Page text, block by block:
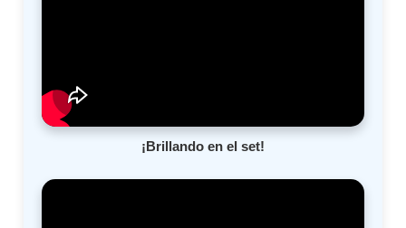
¡Brillando en el set!